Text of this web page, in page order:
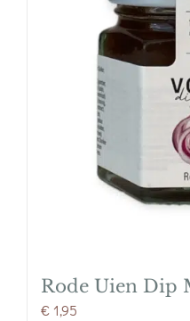
Rode Uien Dip
€ 1,95